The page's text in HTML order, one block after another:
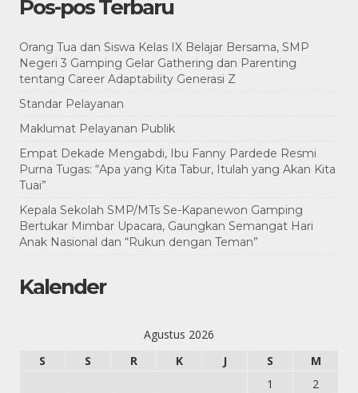
Pos-pos Terbaru
Orang Tua dan Siswa Kelas IX Belajar Bersama, SMP
Negeri 3 Gamping Gelar Gathering dan Parenting
tentang Career Adaptability Generasi Z
Standar Pelayanan
Maklumat Pelayanan Publik
Empat Dekade Mengabdi, Ibu Fanny Pardede Resmi
Purna Tugas: “Apa yang Kita Tabur, Itulah yang Akan Kita
Tuai”
Kepala Sekolah SMP/MTs Se-Kapanewon Gamping
Bertukar Mimbar Upacara, Gaungkan Semangat Hari
Anak Nasional dan “Rukun dengan Teman”
Kalender
Agustus 2026
S
S R K J S
M
1
2